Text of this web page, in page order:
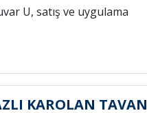
U, satış ve uygulama
KAROLAN TAVAN